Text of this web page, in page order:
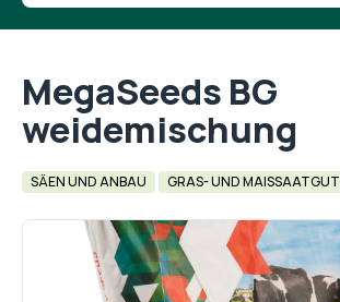
MegaSeeds BG
weidemischung
SÄEN UND ANBAU GRAS- UND MAISSAATGUT